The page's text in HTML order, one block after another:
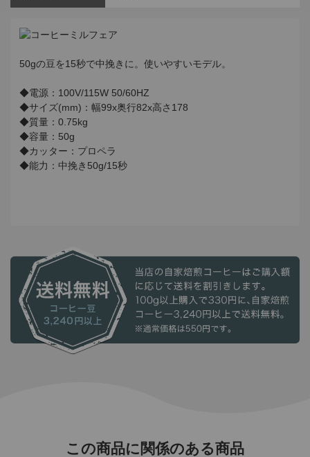
50gの豆を15秒で中挽きに。使いやすいモデル。
◆電源：100V/115W 50/60HZ
◆サイズ(mm)：幅99x奥行82x高さ178
◆質量：0.75kg
◆容量：50g
◆カッター：プロペラ
◆能力：中挽き50g/15秒
この商品に関係のある商品